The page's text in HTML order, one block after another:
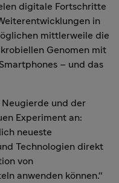
digitale Fortschritte
in
mittlerweile die
Genomen mit
– und das
und der
Experiment an:
neueste
Technologien direkt
von
anwenden können.“